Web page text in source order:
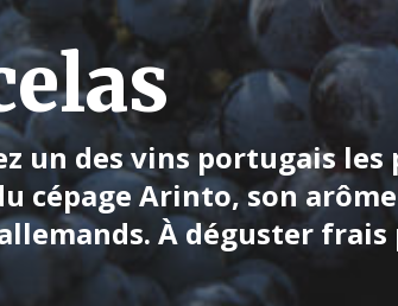
un des vins portugais
cépage Arinto, son
À déguster